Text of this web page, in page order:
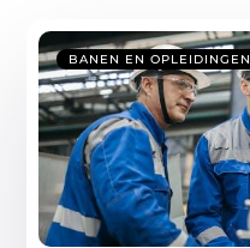
BANEN EN OPLEIDINGEN